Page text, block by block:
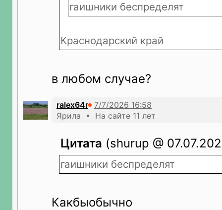
гаишники беспределят
Краснодарский край
в любом случае?
ralex64r
Ярила • На сайте 11 лет
Цитата (shurup @
гаишники беспределят
Какбыобычно